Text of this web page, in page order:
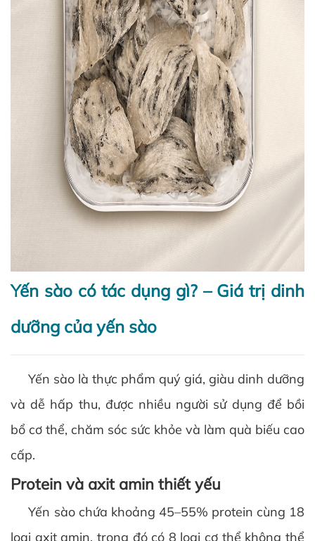
Yến sào có tác dụng gì? – Giá trị dinh
dưỡng của yến sào
Yến sào là thực phẩm quý giá, giàu dinh dưỡng
và dễ hấp thu, được nhiều người sử dụng để bồi
bổ cơ thể, chăm sóc sức khỏe và làm quà biếu cao
cấp.
Protein và axit amin thiết yếu
Yến sào chứa khoảng 45–55% protein cùng 18
loại axit amin, trong đó có 8 loại cơ thể không thể